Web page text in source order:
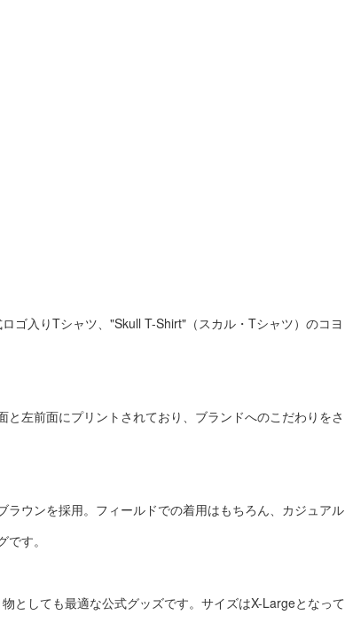
ゴ入りTシャツ、"Skull T-Shirt"（スカル・Tシャツ）のコヨ
左前面にプリントされており、ブランドへのこだわりをさ
ラウンを採用。フィールドでの着用はもちろん、カジュアル
す。
としても最適な公式グッズです。サイズはX-Largeとなって